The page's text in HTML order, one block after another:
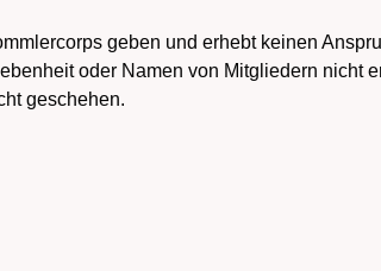
geben und erhebt keinen
oder Namen von Mitgliedern nicht
geschehen.